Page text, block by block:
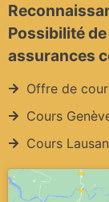
Possibilité
assurances
Offre de
Cours
Cours